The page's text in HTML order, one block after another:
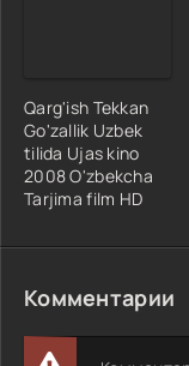
Qarg'ish Tekkan
Go'zallik Uzbek
tilida Ujas kino
2008 O'zbekcha
Tarjima film HD
Комментарии